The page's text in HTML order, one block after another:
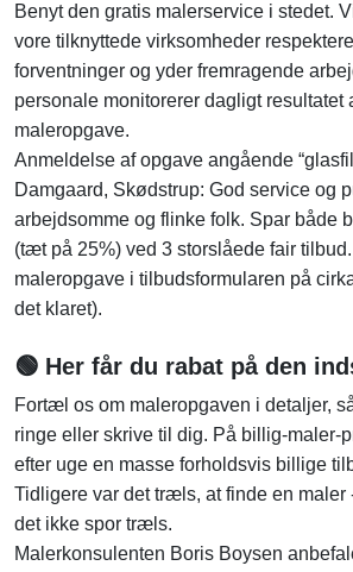
Benyt den gratis malerservice i stedet.
vore tilknyttede virksomheder
forventninger og yder fremragende
personale monitorerer dagligt resultatet
maleropgave.
Anmeldelse af opgave angående
Damgaard, Skødstrup: God service og
arbejdsomme og flinke folk. Spar både
(tæt på 25%) ved 3 storslåede fair
maleropgave i tilbudsformularen på
det klaret).
🟢 Her får du rabat på den
Fortæl os om maleropgaven i detaljer,
ringe eller skrive til dig. På billig-maler-
efter uge en masse forholdsvis billige
Tidligere var det træls, at finde en maler
det ikke spor træls.
Malerkonsulenten Boris Boysen